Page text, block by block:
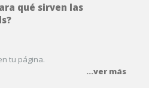
qué sirven las
tu página.
...ver más